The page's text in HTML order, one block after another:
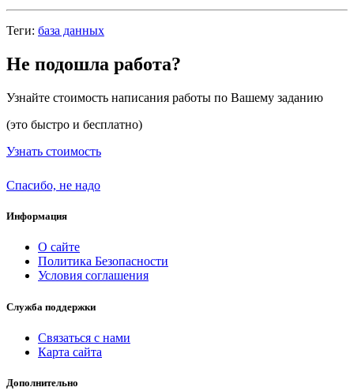
Теги: база данных
Не подошла работа?
Узнайте стоимость написания работы по Вашему заданию
(это быстро и бесплатно)
Узнать стоимость
Спасибо, не надо
Информация
О сайте
Политика Безопасности
Условия соглашения
Служба поддержки
Связаться с нами
Карта сайта
Дополнительно